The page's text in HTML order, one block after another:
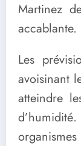
Martinez
accablante.
Les
avoisinant
atteindre